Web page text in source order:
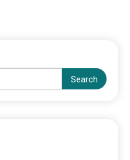
Search